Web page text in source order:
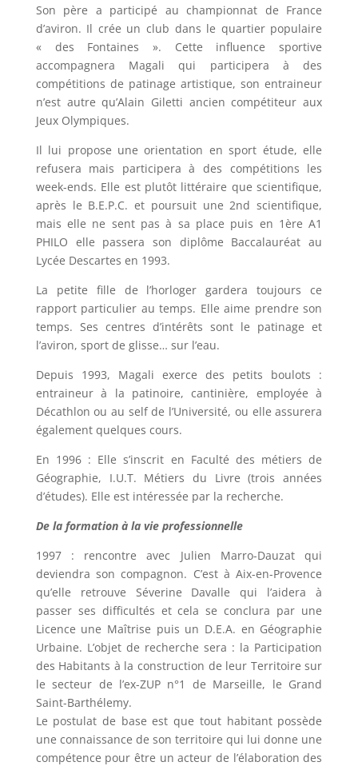
Son père a participé au championnat de France
d’aviron. Il crée un club dans le quartier populaire
« des Fontaines ». Cette influence sportive
accompagnera Magali qui participera à des
compétitions de patinage artistique, son entraineur
n’est autre qu’Alain Giletti ancien compétiteur aux
Jeux Olympiques.
Il lui propose une orientation en sport étude, elle
refusera mais participera à des compétitions les
week-ends. Elle est plutôt littéraire que scientifique,
après le B.E.P.C. et poursuit une 2nd scientifique,
mais elle ne sent pas à sa place puis en 1ère A1
PHILO elle passera son diplôme Baccalauréat au
Lycée Descartes en 1993.
La petite fille de l’horloger gardera toujours ce
rapport particulier au temps. Elle aime prendre son
temps. Ses centres d’intérêts sont le patinage et
l’aviron, sport de glisse… sur l’eau.
Depuis 1993, Magali exerce des petits boulots :
entraineur à la patinoire, cantinière, employée à
Décathlon ou au self de l’Université, ou elle assurera
également quelques cours.
En 1996 : Elle s’inscrit en Faculté des métiers de
Géographie, I.U.T. Métiers du Livre (trois années
d’études). Elle est intéressée par la recherche.
De la formation à la vie professionnelle
1997 : rencontre avec Julien Marro-Dauzat qui
deviendra son compagnon. C’est à Aix-en-Provence
qu’elle retrouve Séverine Davalle qui l’aidera à
passer ses difficultés et cela se conclura par une
Licence une Maîtrise puis un D.E.A. en Géographie
Urbaine. L’objet de recherche sera : la Participation
des Habitants à la construction de leur Territoire sur
le secteur de l’ex-ZUP n°1 de Marseille, le Grand
Saint-Barthélemy.
Le postulat de base est que tout habitant possède
une connaissance de son territoire qui lui donne une
compétence pour être un acteur de l’élaboration des